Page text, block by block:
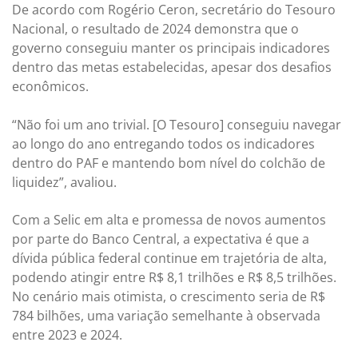
De acordo com Rogério Ceron, secretário do Tesouro
Nacional, o resultado de 2024 demonstra que o
governo conseguiu manter os principais indicadores
dentro das metas estabelecidas, apesar dos desafios
econômicos.
“Não foi um ano trivial. [O Tesouro] conseguiu navegar
ao longo do ano entregando todos os indicadores
dentro do PAF e mantendo bom nível do colchão de
liquidez”, avaliou.
Com a Selic em alta e promessa de novos aumentos
por parte do Banco Central, a expectativa é que a
dívida pública federal continue em trajetória de alta,
podendo atingir entre R$ 8,1 trilhões e R$ 8,5 trilhões.
No cenário mais otimista, o crescimento seria de R$
784 bilhões, uma variação semelhante à observada
entre 2023 e 2024.